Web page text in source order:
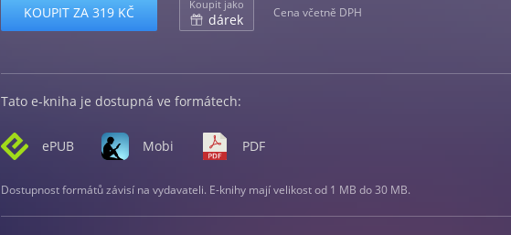
KOUPIT ZA 319 KČ Koupit jako
dárek Cena včetně DPH
Tato e-kniha je dostupná ve formátech:
ePUB Mobi PDF
Dostupnost formátů závisí na vydavateli. E-knihy mají velikost od 1 MB do 30 MB.